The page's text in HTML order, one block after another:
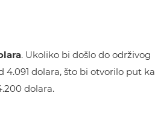
. Ukoliko bi došlo do održivog
dolara, što bi otvorilo put ka
dolara.